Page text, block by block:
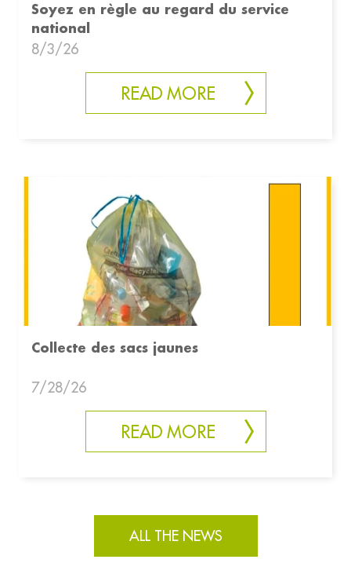
Soyez en règle au regard du service
national
8/3/26
READ MORE
Collecte des sacs jaunes
7/28/26
READ MORE
ALL THE NEWS